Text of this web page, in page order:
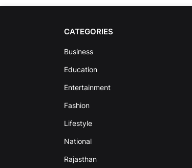
CATEGORIES
Business
Education
Entertainment
Fashion
Lifestyle
National
Rajasthan